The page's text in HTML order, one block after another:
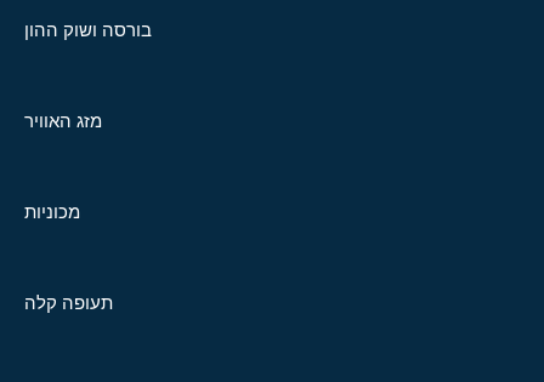
בורסה ושוק ההון
מזג האוויר
מכוניות
תעופה קלה